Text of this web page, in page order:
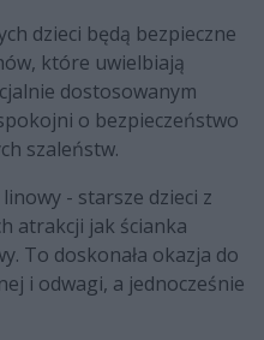
dzieci będą bezpieczne
które uwielbiają
dostosowanym
o bezpieczeństwo
szaleństw.
- starsze dzieci z
atrakcji jak ścianka
To doskonała okazja do
i odwagi, a jednocześnie